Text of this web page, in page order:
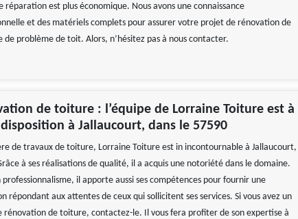
réparation est plus économique. Nous avons une connaissance
et des matériels complets pour assurer votre projet de rénovation de
de problème de toit. Alors, n’hésitez pas à nous contacter.
de toiture : l’équipe de Lorraine Toiture est à
à Jallaucourt, dans le 57590
de travaux de toiture, Lorraine Toiture est in incontournable à Jallaucourt,
à ses réalisations de qualité, il a acquis une notoriété dans le domaine.
professionnalisme, il apporte aussi ses compétences pour fournir une
répondant aux attentes de ceux qui sollicitent ses services. Si vous avez un
rénovation de toiture, contactez-le. Il vous fera profiter de son expertise à